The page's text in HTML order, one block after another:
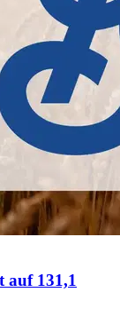
auf 131,1